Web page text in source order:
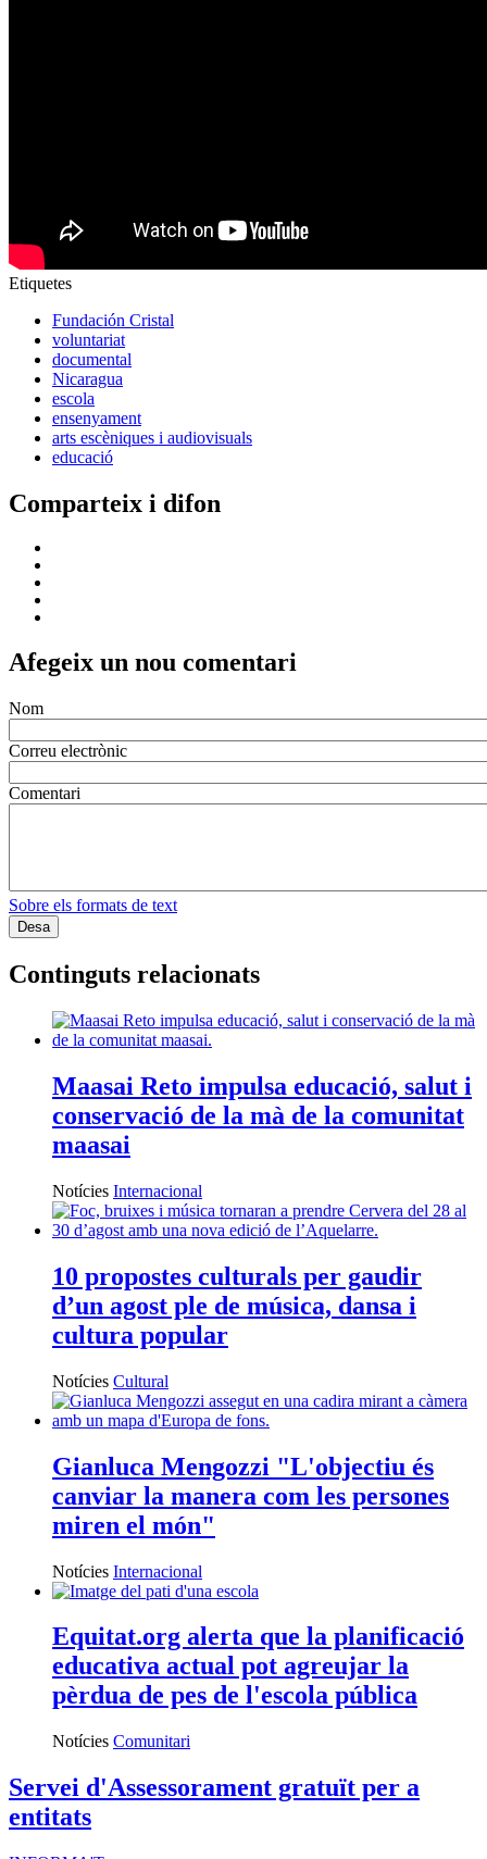
Etiquetes
Fundación Cristal
voluntariat
documental
Nicaragua
escola
ensenyament
arts escèniques i audiovisuals
educació
Comparteix i difon
Afegeix un nou comentari
Nom
Correu electrònic
Comentari
Sobre els formats de text
Continguts relacionats
Maasai Reto impulsa educació, salut i
conservació de la mà de la comunitat
maasai
Notícies Internacional
10 propostes culturals per gaudir
d’un agost ple de música, dansa i
cultura popular
Notícies Cultural
Gianluca Mengozzi "L'objectiu és
canviar la manera com les persones
miren el món"
Notícies Internacional
Equitat.org alerta que la planificació
educativa actual pot agreujar la
pèrdua de pes de l'escola pública
Notícies Comunitari
Servei d'Assessorament gratuït per a
entitats